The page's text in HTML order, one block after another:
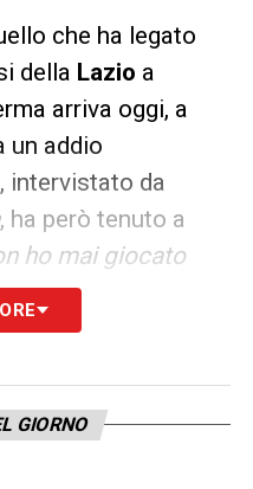
che ha legato
della Lazio a
arriva oggi, a
un addio
intervistato da
, ha però tenuto a
ho mai giocato
Lotito o contro
molto difficile,
l’Inter del
un po’ l’assenza di
GIORNO